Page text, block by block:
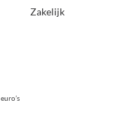
Zakelijk